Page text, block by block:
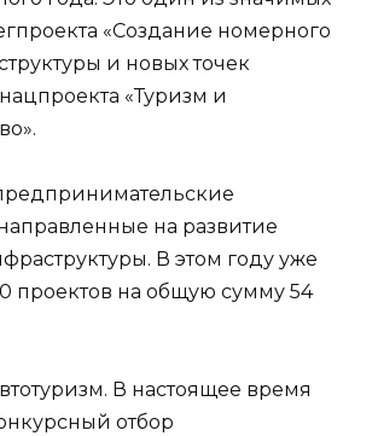
«Создание номерного
и новых точек
«Туризм и
на развитие
В этом году уже
проектов на общую сумму 54
В настоящее время
отбор